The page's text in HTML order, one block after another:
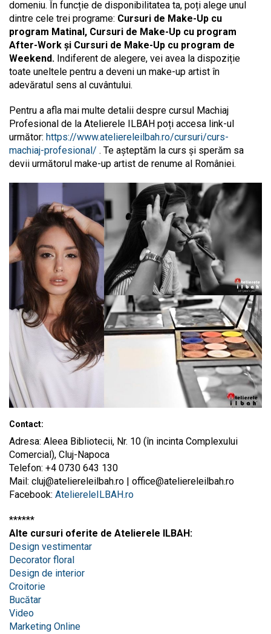
domeniu. În funcție de disponibilitatea ta, poți alege unul
dintre cele trei programe: Cursuri de Make-Up cu
program Matinal, Cursuri de Make-Up cu program
After-Work și Cursuri de Make-Up cu program de
Weekend. Indiferent de alegere, vei avea la dispoziție
toate uneltele pentru a deveni un make-up artist în
adevăratul sens al cuvântului.
Pentru a afla mai multe detalii despre cursul Machiaj
Profesional de la Atelierele ILBAH poți accesa link-ul
următor: https://www.ateliereleilbah.ro/cursuri/curs-
machiaj-profesional/ . Te așteptăm la curs și sperăm sa
devii următorul make-up artist de renume al României.
Contact:
Adresa: Aleea Bibliotecii, Nr. 10 (în incinta Complexului
Comercial), Cluj-Napoca
Telefon: +4 0730 643 130
Mail: cluj@ateliereleilbah.ro | office@ateliereleilbah.ro
Facebook: AteliereleILBAH.ro
******
Alte cursuri oferite de Atelierele ILBAH:
Design vestimentar
Decorator floral
Design de interior
Croitorie
Bucătar
Video
Marketing Online